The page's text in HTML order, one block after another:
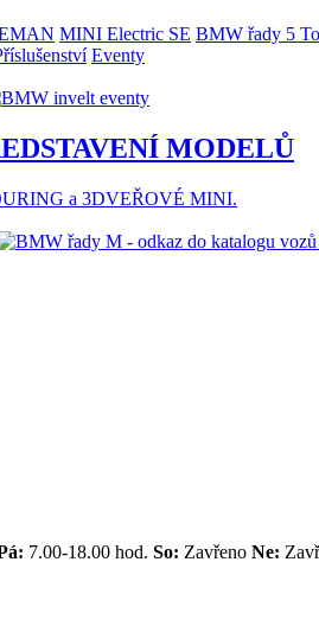
MINI Electric SE BMW řady 5
Eventy
MODELŮ
a 3DVEŘOVÉ MINI.
7.00-18.00 hod. So: Zavřeno Ne: